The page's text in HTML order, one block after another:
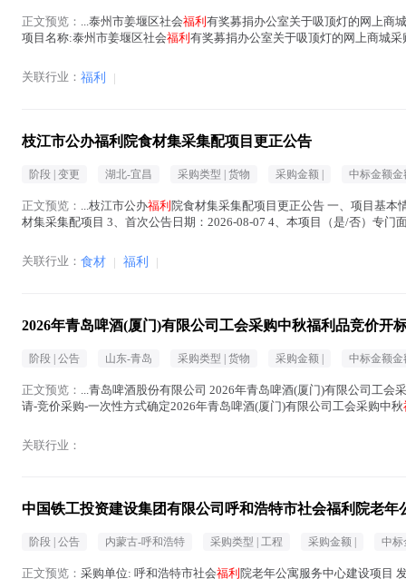
正文预览： ...泰州市姜堰区社会福利 有奖募捐办公室关于吸顶灯的网上商
项目名称:泰州市姜堰区社会福利 有奖募捐办公室关于吸顶灯的网上商城
关联行业： 福利 |
枝江市公办福利院食材集采集配项目更正公告
阶段 | 变更 湖北-宜昌 采购类型 | 货物 采购金额 | 中标金额金
正文预览： ...枝江市公办福利 院食材集采集配项目更正公告 一、项目基本
材集采集配项目 3、首次公告日期：2026-08-07 4、本项目（是/否）专
关联行业： 食材 | 福利 |
2026年青岛啤酒(厦门)有限公司工会采购中秋福利品竞价开
阶段 | 公告 山东-青岛 采购类型 | 货物 采购金额 | 中标金额金
正文预览： ...青岛啤酒股份有限公司 2026年青岛啤酒(厦门)有限公司工会
请-竞价采购-一次性方式确定2026年青岛啤酒(厦门)有限公司工会采购中秋
关联行业：
中国铁工投资建设集团有限公司呼和浩特市社会福利院老年
阶段 | 公告 内蒙古-呼和浩特 采购类型 | 工程 采购金额 | 中标
正文预览： 采购单位: 呼和浩特市社会福利 院老年公寓服务中心建设项目